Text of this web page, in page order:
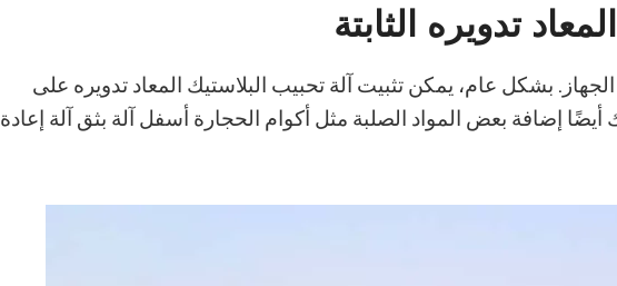
تدويره الثابتة
بشكل عام، يمكن تثبيت آلة تحبيب البلاستيك المعاد تدويره على
إضافة بعض المواد الصلبة مثل أكوام الحجارة أسفل آلة بثق آلة إعادة